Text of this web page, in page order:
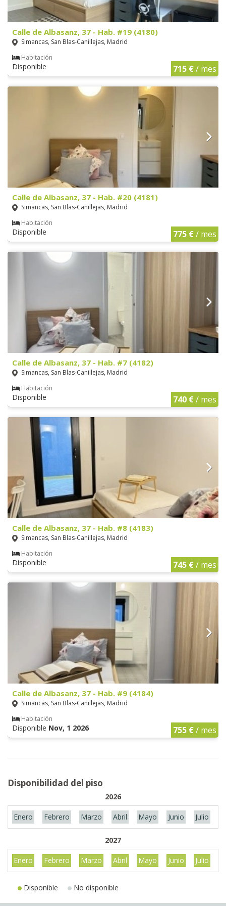
Calle de Albasanz, 37 - Hab. #19 (4180)
Simancas, San Blas-Canillejas, Madrid
Habitación
Disponible 715 €/ mes
Calle de Albasanz, 37 - Hab. #20 (4181)
Simancas, San Blas-Canillejas, Madrid
Habitación
Disponible 775 €/ mes
Calle de Albasanz, 37 - Hab. #7 (4182)
Simancas, San Blas-Canillejas, Madrid
Habitación
Disponible 740 €/ mes
Calle de Albasanz, 37 - Hab. #8 (4183)
Simancas, San Blas-Canillejas, Madrid
Habitación
Disponible 745 €/ mes
Calle de Albasanz, 37 - Hab. #9 (4184)
Simancas, San Blas-Canillejas, Madrid
Habitación
Disponible Nov, 1 2026 755 €/ mes
Disponibilidad del piso
2026
Enero Febrero Marzo Abril Mayo Junio Julio
2027
Enero Febrero Marzo Abril Mayo Junio Julio
Disponible No disponible